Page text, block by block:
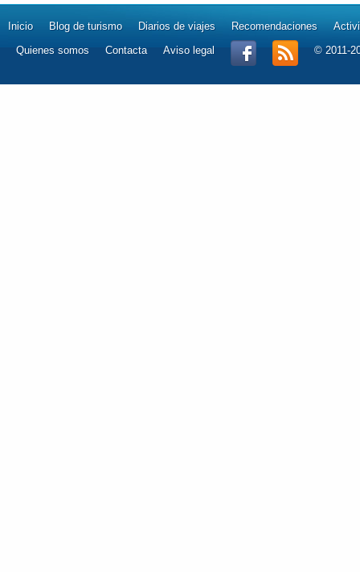
Inicio Blog de turismo Diarios de viajes Recomendaciones
Quienes somos
Contacta Aviso legal © 2011-